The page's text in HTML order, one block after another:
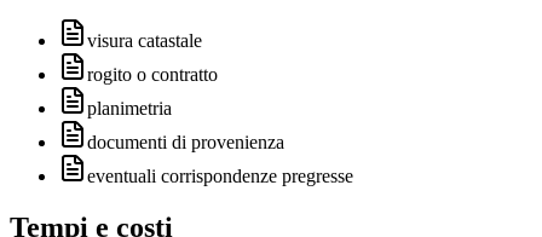
visura catastale
rogito o contratto
planimetria
documenti di provenienza
eventuali corrispondenze pregresse
Tempi e costi